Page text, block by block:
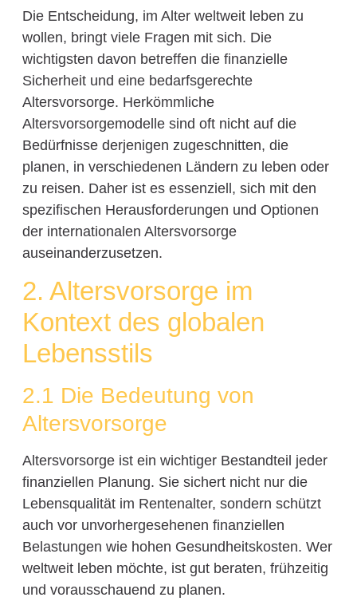
Die Entscheidung, im Alter weltweit leben zu
wollen, bringt viele Fragen mit sich. Die
wichtigsten davon betreffen die finanzielle
Sicherheit und eine bedarfsgerechte
Altersvorsorge. Herkömmliche
Altersvorsorgemodelle sind oft nicht auf die
Bedürfnisse derjenigen zugeschnitten, die
planen, in verschiedenen Ländern zu leben oder
zu reisen. Daher ist es essenziell, sich mit den
spezifischen Herausforderungen und Optionen
der internationalen Altersvorsorge
auseinanderzusetzen.
2. Altersvorsorge im
Kontext des globalen
Lebensstils
2.1 Die Bedeutung von
Altersvorsorge
Altersvorsorge ist ein wichtiger Bestandteil jeder
finanziellen Planung. Sie sichert nicht nur die
Lebensqualität im Rentenalter, sondern schützt
auch vor unvorhergesehenen finanziellen
Belastungen wie hohen Gesundheitskosten. Wer
weltweit leben möchte, ist gut beraten, frühzeitig
und vorausschauend zu planen.